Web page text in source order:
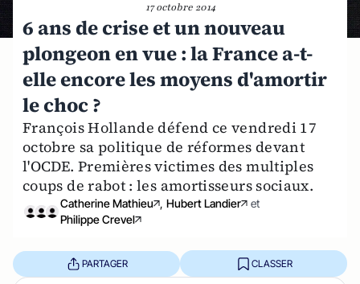
17 octobre 2014
6 ans de crise et un nouveau
plongeon en vue : la France a-t-
elle encore les moyens d'amortir
le choc ?
François Hollande défend ce vendredi 17
octobre sa politique de réformes devant
l'OCDE. Premières victimes des multiples
coups de rabot : les amortisseurs sociaux.
Catherine Mathieu , Hubert Landier
et
Philippe Crevel
PARTAGER CLASSER